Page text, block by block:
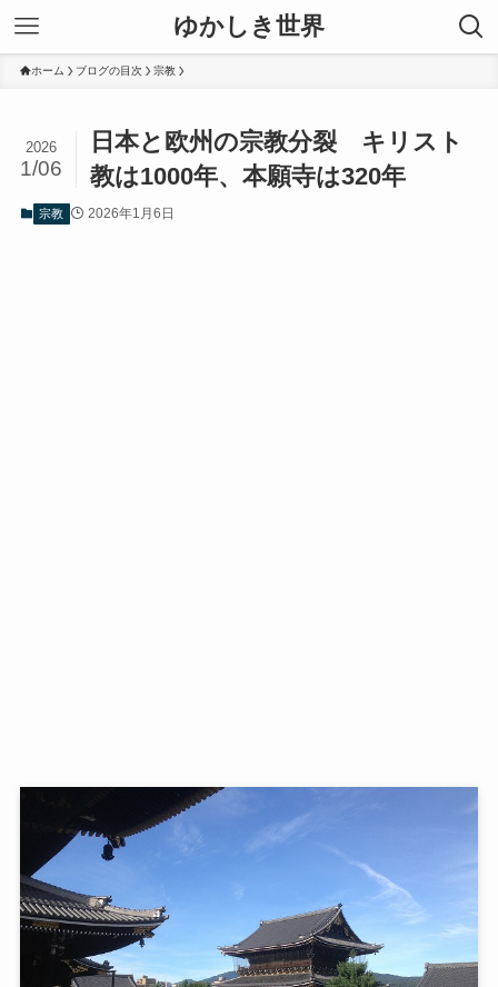
ゆかしき世界
ホーム ブログの目次 宗教
日本と欧州の宗教分裂 キリスト
教は1000年、本願寺は320年
2026
1/06
宗教 2026年1月6日